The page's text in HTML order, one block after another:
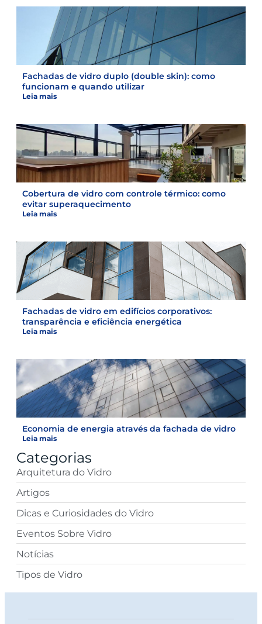
Fachadas de vidro duplo (double skin): como
funcionam e quando utilizar
Leia mais
Cobertura de vidro com controle térmico: como
evitar superaquecimento
Leia mais
Fachadas de vidro em edifícios corporativos:
transparência e eficiência energética
Leia mais
Economia de energia através da fachada de vidro
Leia mais
Categorias
Arquitetura do Vidro
Artigos
Dicas e Curiosidades do Vidro
Eventos Sobre Vidro
Notícias
Tipos de Vidro